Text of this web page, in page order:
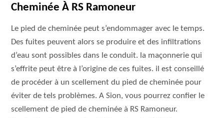
Cheminée À RS Ramoneur
Le pied de cheminée peut s’endommager avec le temps.
Des fuites peuvent alors se produire et des infiltrations
d’eau sont possibles dans le conduit. la maçonnerie qui
s’effrite peut être à l’origine de ces fuites. il est conseillé
de procéder à un scellement du pied de cheminée pour
éviter de tels problèmes. A Sion, vous pourrez confier le
scellement de pied de cheminée à RS Ramoneur.